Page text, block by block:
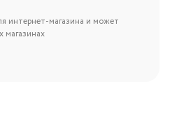
интернет-магазина и может
магазинах